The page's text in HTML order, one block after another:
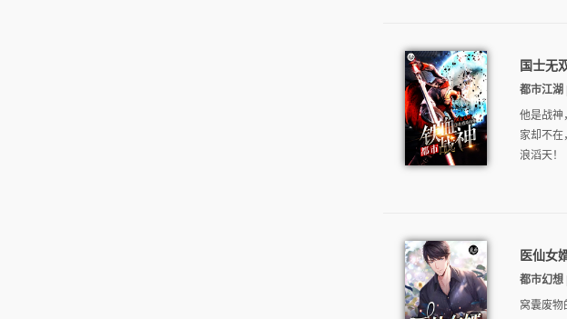
国士无
都市江湖
他是战神
家却不在
浪滔天！
医仙女
都市幻想
窝囊废物